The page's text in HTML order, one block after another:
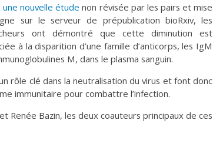
une nouvelle étude non révisée par les pairs et mise
sur le serveur de prépublication bioRxiv, les
ont démontré que cette diminution est
à la disparition d’une famille d’anticorps, les IgM
M, dans le plasma sanguin.
rôle clé dans la neutralisation du virus et font donc
immunitaire pour combattre l’infection.
Renée Bazin, les deux coauteurs principaux de ces